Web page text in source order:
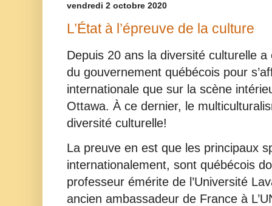
vendredi 2 octobre 2020
L’État à l’épreuve de la culture
Depuis 20 ans la diversité culturelle
du gouvernement québécois pour
internationale que sur la scène
Ottawa. À ce dernier, le
diversité culturelle!
La preuve en est que les principaux
internationalement, sont québécois
professeur émérite de l’Université
ancien ambassadeur de France à